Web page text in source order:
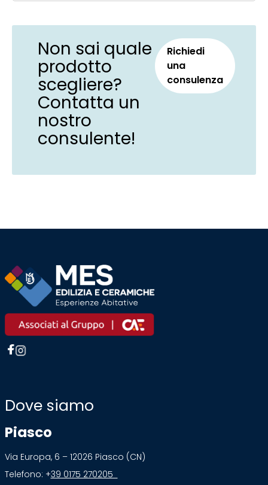
Non sai quale
prodotto
scegliere?
Contatta un
nostro
consulente!
Richiedi
una
consulenza
Dove siamo
Piasco
Via Europa, 6 – 12026 Piasco (CN)
Telefono: +39 0175 270205